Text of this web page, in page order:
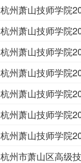
杭州萧山技师学院
杭州萧山技师学院
杭州萧山技师学院
杭州萧山技师学院
杭州萧山技师学院
杭州萧山技师学院
杭州萧山技师学院
杭州市萧山区高级